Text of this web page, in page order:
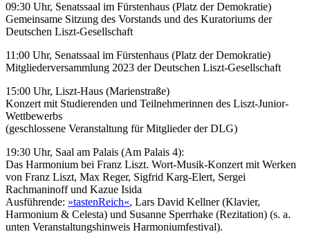
09:30 Uhr, Senatssaal im Fürstenhaus (Platz der Demokratie)
Gemeinsame Sitzung des Vorstands und des Kuratoriums der
Deutschen Liszt-Gesellschaft
11:00 Uhr, Senatssaal im Fürstenhaus (Platz der Demokratie)
Mitgliederversammlung 2023 der Deutschen Liszt-Gesellschaft
15:00 Uhr, Liszt-Haus (Marienstraße)
Konzert mit Studierenden und Teilnehmerinnen des Liszt-Junior-
Wettbewerbs
(geschlossene Veranstaltung für Mitglieder der DLG)
19:30 Uhr, Saal am Palais (Am Palais 4):
Das Harmonium bei Franz Liszt. Wort-Musik-Konzert mit Werken
von Franz Liszt, Max Reger, Sigfrid Karg-Elert, Sergei
Rachmaninoff und Kazue Isida
Ausführende: »tastenReich«, Lars David Kellner (Klavier,
Harmonium & Celesta) und Susanne Sperrhake (Rezitation) (s. a.
unten Veranstaltungshinweis Harmoniumfestival).